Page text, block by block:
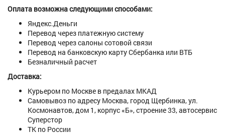
Оплата возможна следующими способами:
Яндекс.Деньги
Перевод через платежную систему
Перевод через салоны сотовой связи
Перевод на банковскую карту Сбербанка или ВТБ
Безналичный расчет
Доставка:
Курьером по Москве в предалах МКАД
Самовывоз по адресу Москва, город Щербинка, ул.
Космонавтов, дом 1, корпус «Б», строение 33, автосервис
Суперстор
ТК по России